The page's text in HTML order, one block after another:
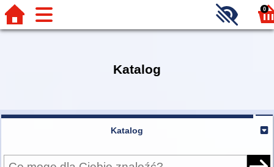
0
Katalog
Katalog